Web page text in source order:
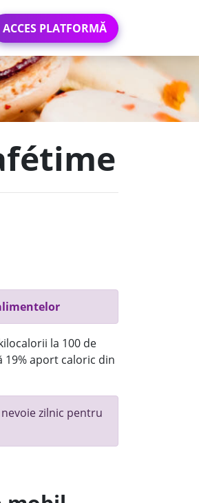
ACCES PLATFORMĂ
la 100 de
19% aport caloric din
zilnic pentru